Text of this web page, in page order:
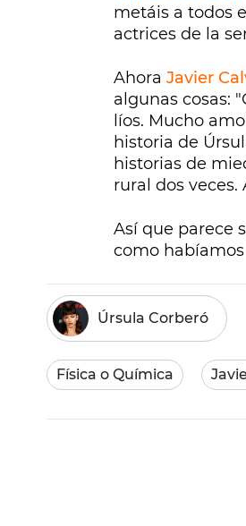
metáis a todos
actrices de la
Ahora Javier
algunas cosas:
líos. Mucho
historia de
historias de
rural dos
Así que parece
como
Úrsula Corberó
Física o Química